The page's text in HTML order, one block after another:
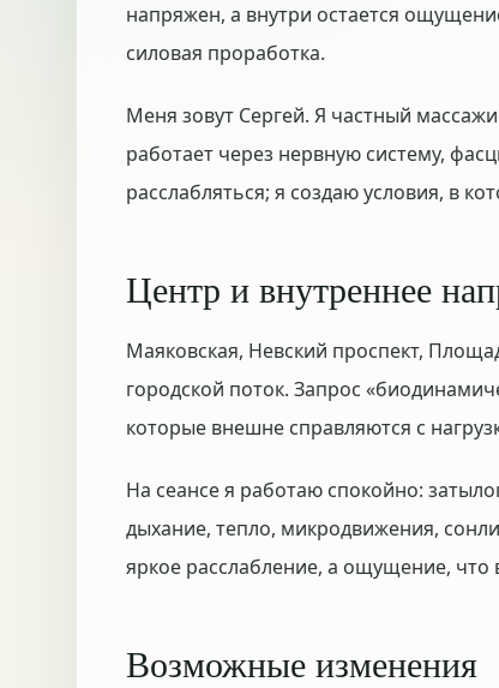
напряжен, а внутри остается
силовая проработка.
Меня зовут Сергей. Я частный
работает через нервную систему,
расслабляться; я создаю условия, в
Центр и внутреннее
Маяковская, Невский проспект,
городской поток. Запрос
которые внешне справляются с
На сеансе я работаю спокойно:
дыхание, тепло, микродвижения,
яркое расслабление, а ощущение, что
Возможные изменения